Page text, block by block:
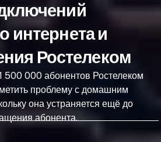
интернета и
Ростелеком
500 000 абонентов Ростелеком
проблему с домашним
она устраняется ещё до
абонента.